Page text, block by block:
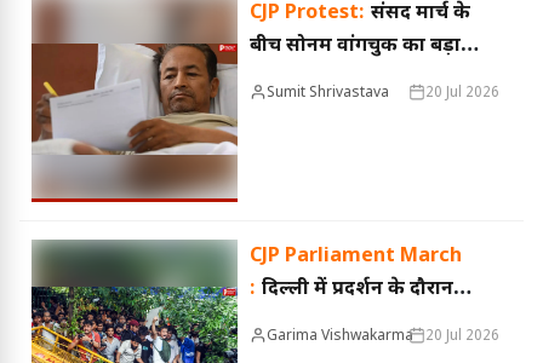
CJP Protest: संसद मार्च के
बीच सोनम वांगचुक का बड़ा
ऐलान, बोले- युवा नेताओं की
Sumit Shrivastava 20 Jul 2026
CJP Parliament March
: दिल्ली में प्रदर्शन के दौरान
हिंसा, पुलिस का बड़ा दावा- 50
Garima Vishwakarma 20 Jul 2026